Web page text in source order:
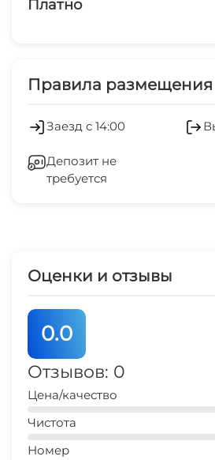
Платно
Гладильные
Правила размещения
Заезд с 14:00
Депозит не
требуется
Оценки и отзывы
0.0
Отзывов: 0
Цена/качество
Чистота
Номер